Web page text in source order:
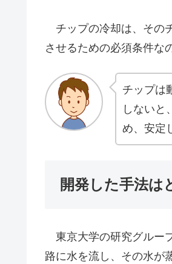
チップの冷却は、その
させるための必須条件な
チップは
しないと
め、安定
開発した手法は
東京大学の研究グルー
路に水を流し、その水が